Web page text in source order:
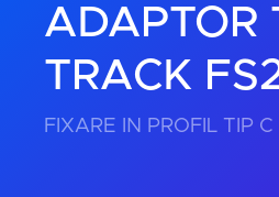
ADAPTOR
TRACK
FIXARE IN PROFIL TIP C